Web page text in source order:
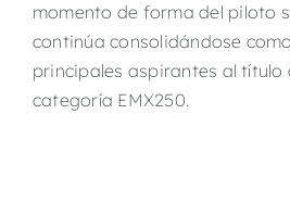
momento de forma del piloto
continúa consolidándose
principales aspirantes al título
categoría EMX250.